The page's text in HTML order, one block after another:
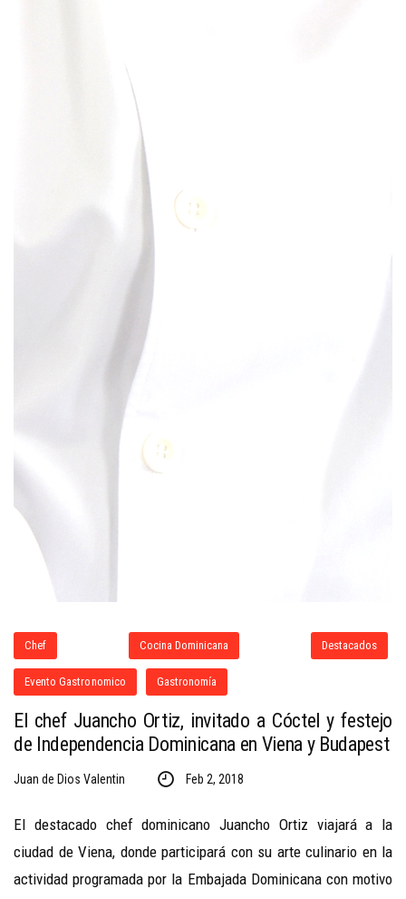
Chef Cocina Dominicana Destacados
Evento Gastronomico Gastronomía
El chef Juancho Ortiz, invitado a Cóctel y festejo
de Independencia Dominicana en Viena y Budapest
Juan de Dios Valentin Feb 2, 2018
El destacado chef dominicano Juancho Ortiz viajará a la
ciudad de Viena, donde participará con su arte culinario en la
actividad programada por la Embajada Dominicana con motivo